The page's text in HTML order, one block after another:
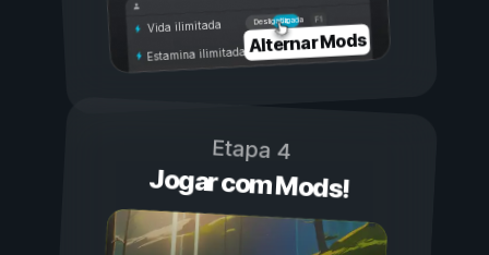
Ligada
Desligada
Vida ilimitada
Estamina ilimitadaAlternar Mods
Etapa 4
Jogar com Mods!